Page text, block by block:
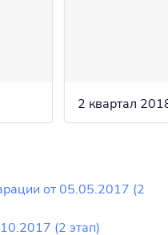
2 квартал
от 05.05.2017 (2
(2 этап)